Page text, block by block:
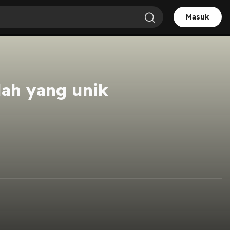
Masuk
yang unik